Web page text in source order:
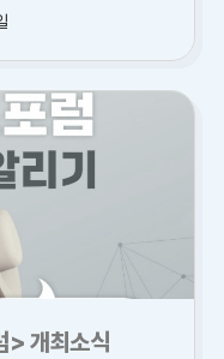
개최소식